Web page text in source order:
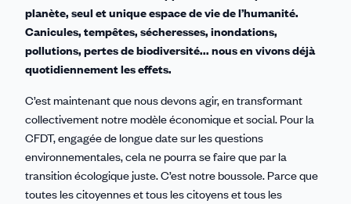
planète, seul et unique espace de vie de l’humanité.
Canicules, tempêtes, sécheresses, inondations,
pollutions, pertes de biodiversité... nous en vivons déjà
quotidiennement les effets.
C’est maintenant que nous devons agir, en transformant
collectivement notre modèle économique et social. Pour la
CFDT, engagée de longue date sur les questions
environnementales, cela ne pourra se faire que par la
transition écologique juste. C’est notre boussole. Parce que
toutes les citoyennes et tous les citoyens et tous les